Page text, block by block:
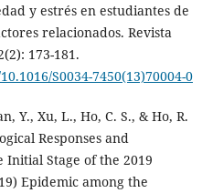
y estrés en estudiantes de
relacionados. Revista
173-181.
S0034-7450(13)70004-0
Y., Xu, L., Ho, C. S., & Ho, R.
Responses and
Initial Stage of the 2019
Epidemic among the